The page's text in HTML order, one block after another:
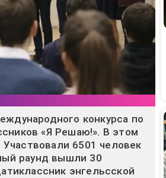
конкурса по
«Я Решаю!». В этом
6501 человек
раунд вышли 30
энгельсской